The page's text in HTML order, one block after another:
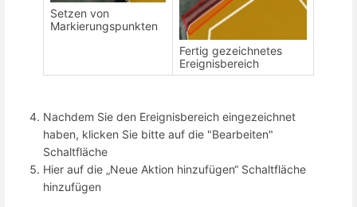
Setzen von
Markierungspunkten
Fertig gezeichnetes
Ereignisbereich
Nachdem Sie den Ereignisbereich eingezeichnet
haben, klicken Sie bitte auf die "Bearbeiten"
Schaltfläche
Hier auf die „Neue Aktion hinzufügen“ Schaltfläche
hinzufügen